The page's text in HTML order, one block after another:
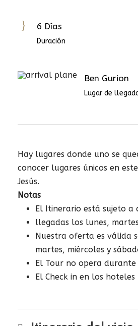
6 Días
Duración
Ben Gurion
Lugar de
Hay lugares donde uno se
conocer lugares únicos en
Jesús.
Notas
El Itinerario está sujeto a
llegadas los lunes,
Nuestra oferta es válida
martes, miércoles y
El Tour no opera durante
El Check in en los